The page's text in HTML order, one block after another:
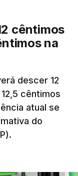
cêntimos
na
descer 12
cêntimos
atual se
do